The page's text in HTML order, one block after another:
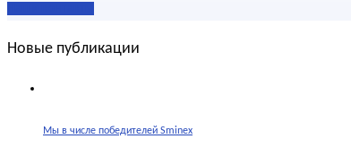
Новые публикации
Мы в числе победителей Sminex